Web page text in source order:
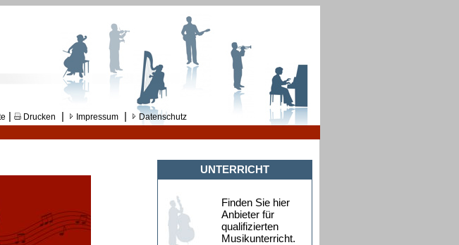
Drucken Impressum Datenschutz
UNTERRICHT
Finden Sie hier
Anbieter für
qualifizierten
Musikunterricht.